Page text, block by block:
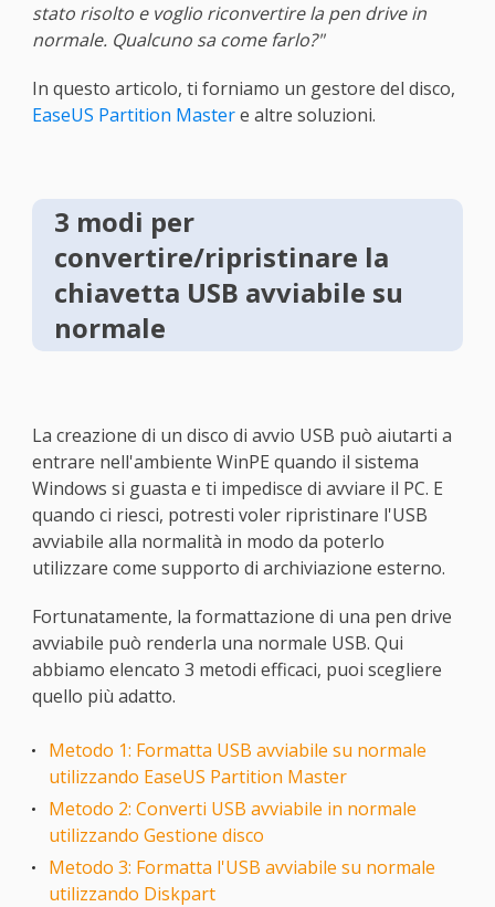
stato risolto e voglio riconvertire la pen drive in
normale. Qualcuno sa come farlo?"
In questo articolo, ti forniamo un gestore del disco,
EaseUS Partition Mastere altre soluzioni.
3 modi per
convertire/ripristinare la
chiavetta USB avviabile su
normale
La creazione di un disco di avvio USB può aiutarti a
entrare nell'ambiente WinPE quando il sistema
Windows si guasta e ti impedisce di avviare il PC. E
quando ci riesci, potresti voler ripristinare l'USB
avviabile alla normalità in modo da poterlo
utilizzare come supporto di archiviazione esterno.
Fortunatamente, la formattazione di una pen drive
avviabile può renderla una normale USB. Qui
abbiamo elencato 3 metodi efficaci, puoi scegliere
quello più adatto.
Metodo 1: Formatta USB avviabile su normale
utilizzando EaseUS Partition Master
Metodo 2: Converti USB avviabile in normale
utilizzando Gestione disco
Metodo 3: Formatta l'USB avviabile su normale
utilizzando Diskpart